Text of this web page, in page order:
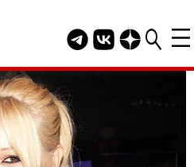
Telegram канал
Группа HELLO
Канал